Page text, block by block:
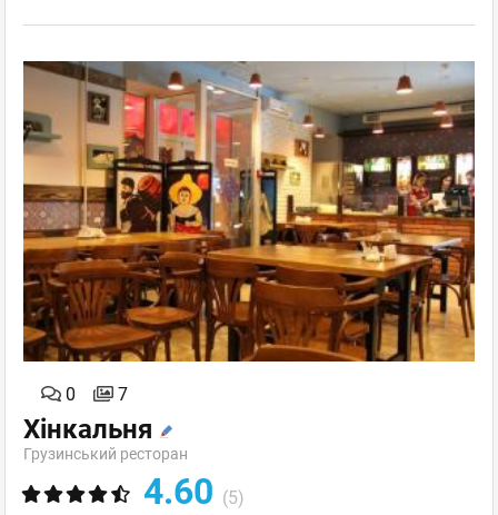
0 7
Хінкальня
Грузинський ресторан
4.60 (5)